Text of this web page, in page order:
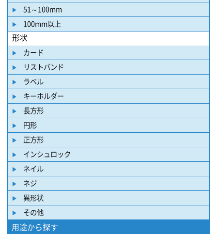
51～100mm
100mm以上
形状
カード
リストバンド
ラベル
キーホルダー
長方形
円形
正方形
インシュロック
ネイル
ネジ
異形状
その他
用途から探す